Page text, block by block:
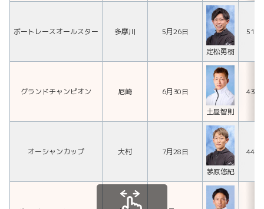
ボートレースオールスター 多摩川 5月26日
定松勇樹
グランドチャンピオン 尼崎 6月30日
土屋智則
オーシャンカップ 大村 7月28日
茅原悠紀